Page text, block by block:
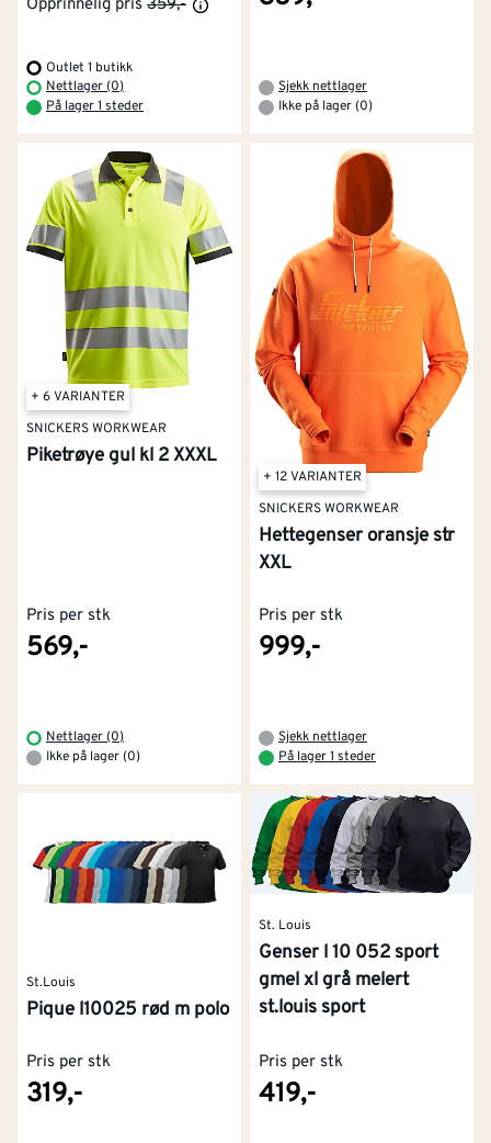
Opprinnelig pris 359,-
Outlet 1 butikk
Nettlager (0)
På lager 1 steder
Sjekk nettlager
Ikke på lager (0)
+ 6 VARIANTER
SNICKERS WORKWEAR
Piketrøye gul kl 2 XXXL
Pris per stk
569,-
Nettlager (0)
Ikke på lager (0)
+ 12 VARIANTER
SNICKERS WORKWEAR
Hettegenser oransje str
XXL
Pris per stk
999,-
Sjekk nettlager
På lager 1 steder
St.Louis
Pique l10025 rød m polo
Pris per stk
319,-
St. Louis
Genser l 10 052 sport
gmel xl grå melert
st.louis sport
Pris per stk
419,-